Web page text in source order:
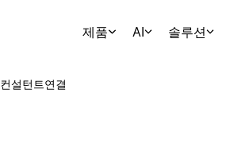
제품 AI 솔루션
컨설턴트연결